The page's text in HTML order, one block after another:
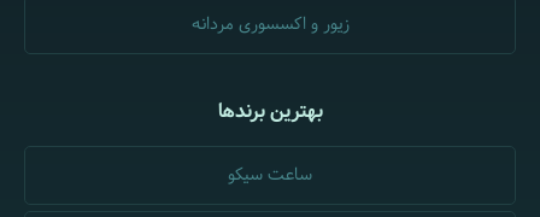
زیور و اکسسوری مردانه
بهترین برندها
ساعت سیکو